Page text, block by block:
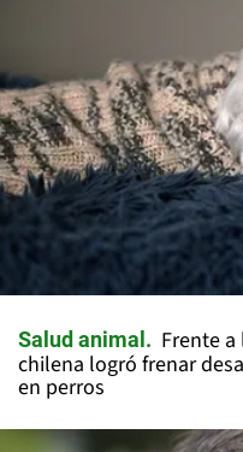
Salud animal
Frente
chilena logró frenar
en perros